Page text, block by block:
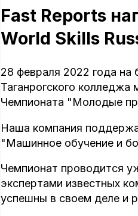
Fast Reports
World Skills
28 февраля 2022 года на
Таганрогского
Чемпионата "Молодые
Наша компания
"Машинное обучение и
Чемпионат проводится
экспертами известных
успешны в своем деле и